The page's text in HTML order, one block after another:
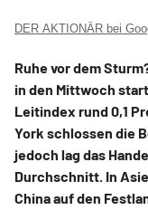
DER AKTIONÄR bei
Ruhe vor dem
in den Mittwoch
Leitindex rund 0,1
York schlossen die
jedoch lag das
Durchschnitt. In
China auf den